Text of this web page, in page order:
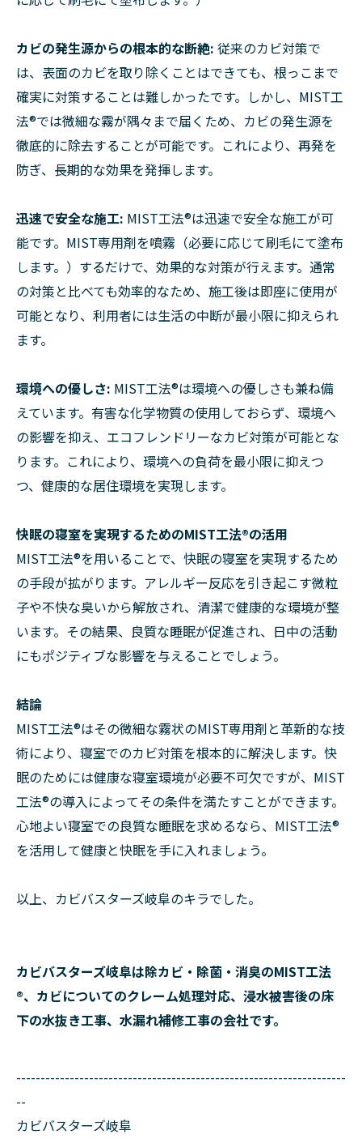
カビの発生源からの根本的な断絶: 従来のカビ対策で
は、表面のカビを取り除くことはできても、根っこまで
確実に対策することは難しかったです。しかし、MIST工
法®では微細な霧が隅々まで届くため、カビの発生源を
徹底的に除去することが可能です。これにより、再発を
防ぎ、長期的な効果を発揮します。
迅速で安全な施工: MIST工法®は迅速で安全な施工が可
能です。MIST専用剤を噴霧（必要に応じて刷毛にて塗布
します。）するだけで、効果的な対策が行えます。通常
の対策と比べても効率的なため、施工後は即座に使用が
可能となり、利用者には生活の中断が最小限に抑えられ
ます。
環境への優しさ: MIST工法®は環境への優しさも兼ね備
えています。有害な化学物質の使用しておらず、環境へ
の影響を抑え、エコフレンドリーなカビ対策が可能とな
ります。これにより、環境への負荷を最小限に抑えつ
つ、健康的な居住環境を実現します。
快眠の寝室を実現するためのMIST工法®の活用
MIST工法®を用いることで、快眠の寝室を実現するため
の手段が拡がります。アレルギー反応を引き起こす微粒
子や不快な臭いから解放され、清潔で健康的な環境が整
います。その結果、良質な睡眠が促進され、日中の活動
にもポジティブな影響を与えることでしょう。
結論
MIST工法®はその微細な霧状のMIST専用剤と革新的な技
術により、寝室でのカビ対策を根本的に解決します。快
眠のためには健康な寝室環境が必要不可欠ですが、MIST
工法®の導入によってその条件を満たすことができます。
心地よい寝室での良質な睡眠を求めるなら、MIST工法®
を活用して健康と快眠を手に入れましょう。
以上、カビバスターズ岐阜のキラでした。
カビバスターズ岐阜は除カビ・除菌・消臭のMIST工法
®、カビについてのクレーム処理対応、浸水被害後の床
下の水抜き工事、水漏れ補修工事の会社です。
--------------------------------------------------------------------
--
カビバスターズ岐阜